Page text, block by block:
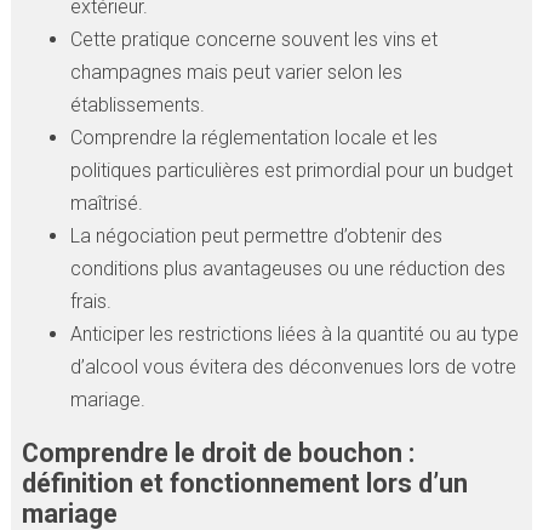
extérieur.
Cette pratique concerne souvent les vins et
champagnes mais peut varier selon les
établissements.
Comprendre la réglementation locale et les
politiques particulières est primordial pour un budget
maîtrisé.
La négociation peut permettre d’obtenir des
conditions plus avantageuses ou une réduction des
frais.
Anticiper les restrictions liées à la quantité ou au type
d’alcool vous évitera des déconvenues lors de votre
mariage.
Comprendre le droit de bouchon :
définition et fonctionnement lors d’un
mariage